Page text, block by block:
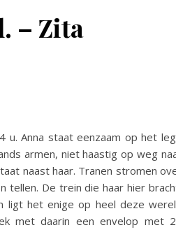
– Zita
u. Anna staat eenzaam op het
armen, niet haastig op weg
naast haar. Tranen stromen
tellen. De trein die haar hier
ligt het enige op heel deze
met daarin een envelop met